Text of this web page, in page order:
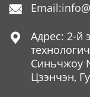
 Email:

Адрес: 2-й
Синьчжоу
Цзэнчэн,